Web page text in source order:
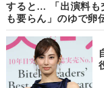
すると… 「出演料も
も要らん」のゆで卵